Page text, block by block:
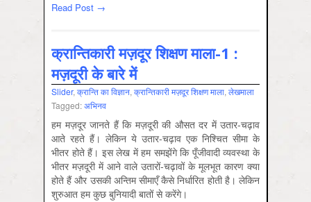
Read Post →
क्रान्तिकारी मज़दूर शिक्षण माला-1 :
मज़दूरी के बारे में
Slider, क्रान्ति का विज्ञान, क्रान्तिकारी मज़दूर शिक्षण माला, लेखमाला
Tagged:अभिनव
हम मज़दूर जानते हैं कि मज़दूरी की औसत दर में उतार-चढ़ाव
आते रहते हैं। लेकिन ये उतार-चढ़ाव एक निश्चित सीमा के
भीतर होते हैं। इस लेख में हम समझेंगे कि पूँजीवादी व्यवस्था के
भीतर मज़दूरी में आने वाले उतारों-चढ़ावों के मूलभूत कारण क्या
होते हैं और उसकी अन्तिम सीमाएँ कैसे निर्धारित होती है। लेकिन
शुरुआत हम कुछ बुनियादी बातों से करेंगे।